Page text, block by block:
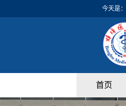
今天是：
首页